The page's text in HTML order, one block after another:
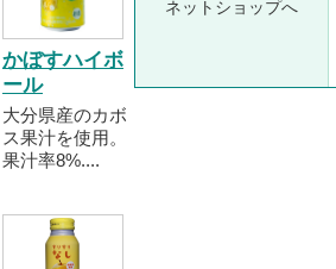
かぼすハイボ
ール
大分県産のカボ
ス果汁を使用。
果汁率8%....
ネットショップへ